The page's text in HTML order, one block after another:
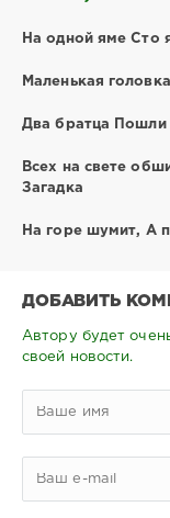
На одной яме Сто
Маленькая
Два братца Пошли
Всех на свете
Загадка
На горе шумит, А
ДОБАВИТЬ
Автору будет
своей новости.